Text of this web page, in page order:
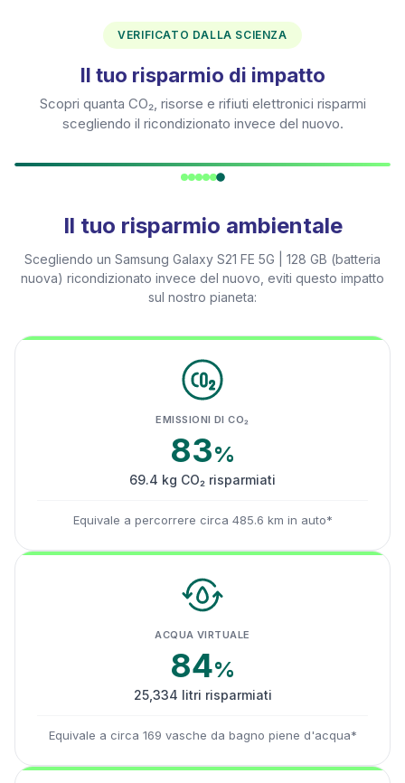
VERIFICATO DALLA SCIENZA
Il tuo risparmio di impatto
Scopri quanta CO₂, risorse e rifiuti elettronici risparmi
scegliendo il ricondizionato invece del nuovo.
Il tuo risparmio ambientale
Scegliendo un Samsung Galaxy S21 FE 5G | 128 GB (batteria
nuova) ricondizionato invece del nuovo, eviti questo impatto
sul nostro pianeta:
EMISSIONI DI CO₂
83%
69.4 kg CO₂ risparmiati
Equivale a percorrere circa 485.6 km in auto*
ACQUA VIRTUALE
84%
25,334 litri risparmiati
Equivale a circa 169 vasche da bagno piene d'acqua*